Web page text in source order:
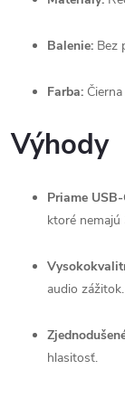
Balenie: Bez
Farba: Čierna
Výhody
Priame
ktoré
audio zážitok.
hlasitosť.